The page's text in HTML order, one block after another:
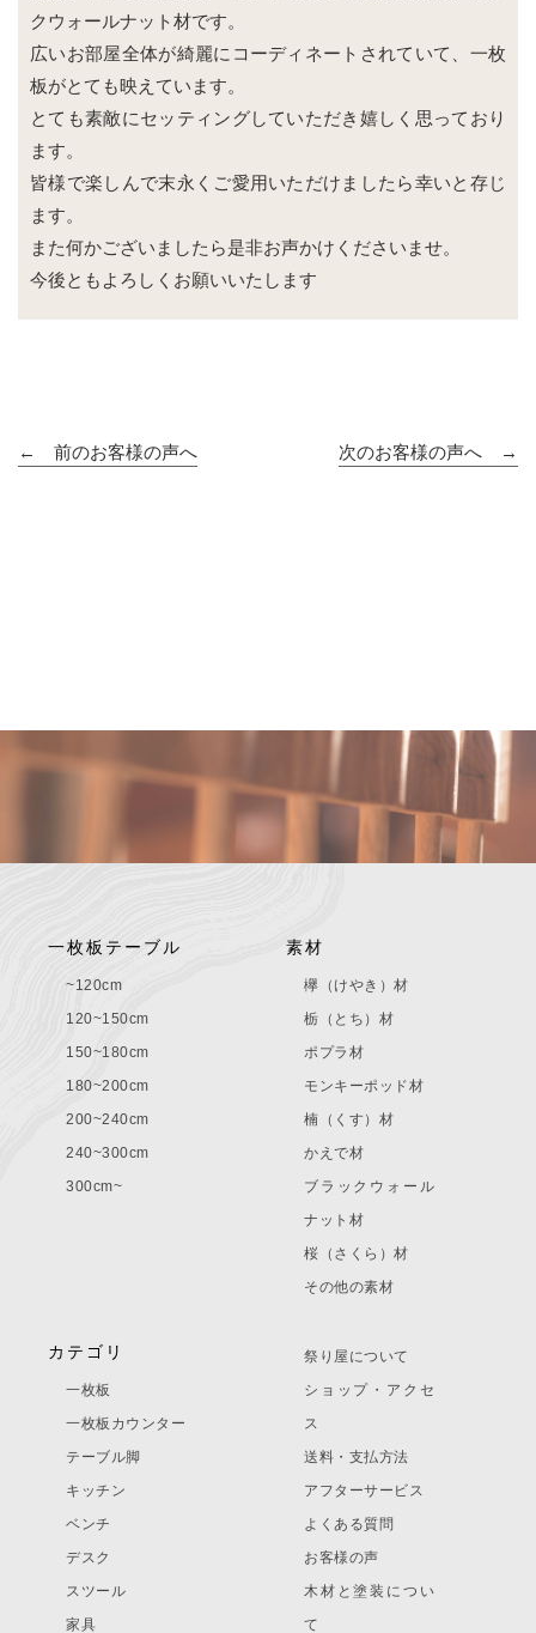
クウォールナット材です。
広いお部屋全体が綺麗にコーディネートされていて、一枚
板がとても映えています。
とても素敵にセッティングしていただき嬉しく思っており
ます。
皆様で楽しんで末永くご愛用いただけましたら幸いと存じ
ます。
また何かございましたら是非お声かけくださいませ。
今後ともよろしくお願いいたします
← 前のお客様の声へ 次のお客様の声へ →
一枚板テーブル
~120cm
120~150cm
150~180cm
180~200cm
200~240cm
240~300cm
300cm~
素材
欅（けやき）材
栃（とち）材
ポプラ材
モンキーポッド材
楠（くす）材
かえで材
ブラックウォール
ナット材
桜（さくら）材
その他の素材
カテゴリ
一枚板
一枚板カウンター
テーブル脚
キッチン
ベンチ
デスク
スツール
家具
祭り屋について
ショップ・アクセ
ス
送料・支払方法
アフターサービス
よくある質問
お客様の声
木材と塗装につい
て